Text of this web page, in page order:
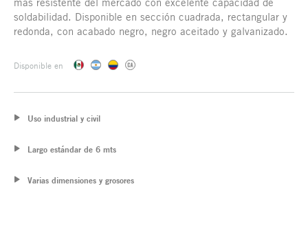
soldabilidad. Disponible en sección cuadrada, rectangular y
redonda, con acabado negro, negro aceitado y galvanizado.
Disponible en
Uso industrial y civil
Largo estándar de 6 mts
Varias dimensiones y grosores